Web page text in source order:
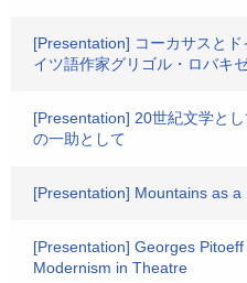
[Presentation] コーカサスと
イツ語作家グリゴル・ロバキ
[Presentation] 20世紀文学と
の一助として
[Presentation] Mountains as a
[Presentation] Georges
Modernism in Theatre